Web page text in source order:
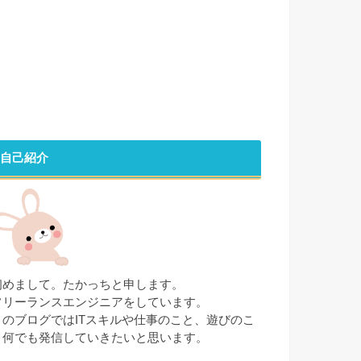
自己紹介
まして。たかっちと申します。
ーランスエンジニアをしています。
のブログではITスキルや仕事のこと、遊びのこ
でも発信していきたいと思います。